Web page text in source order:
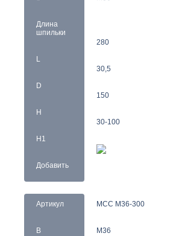
Длина
шпильки
L
D
H
H1
Добавить
280
30,5
150
30-100
Артикул
B
MCC M36-300
M36